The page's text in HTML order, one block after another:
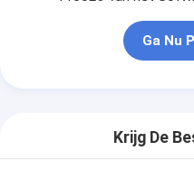
Ga Nu
Krijg De